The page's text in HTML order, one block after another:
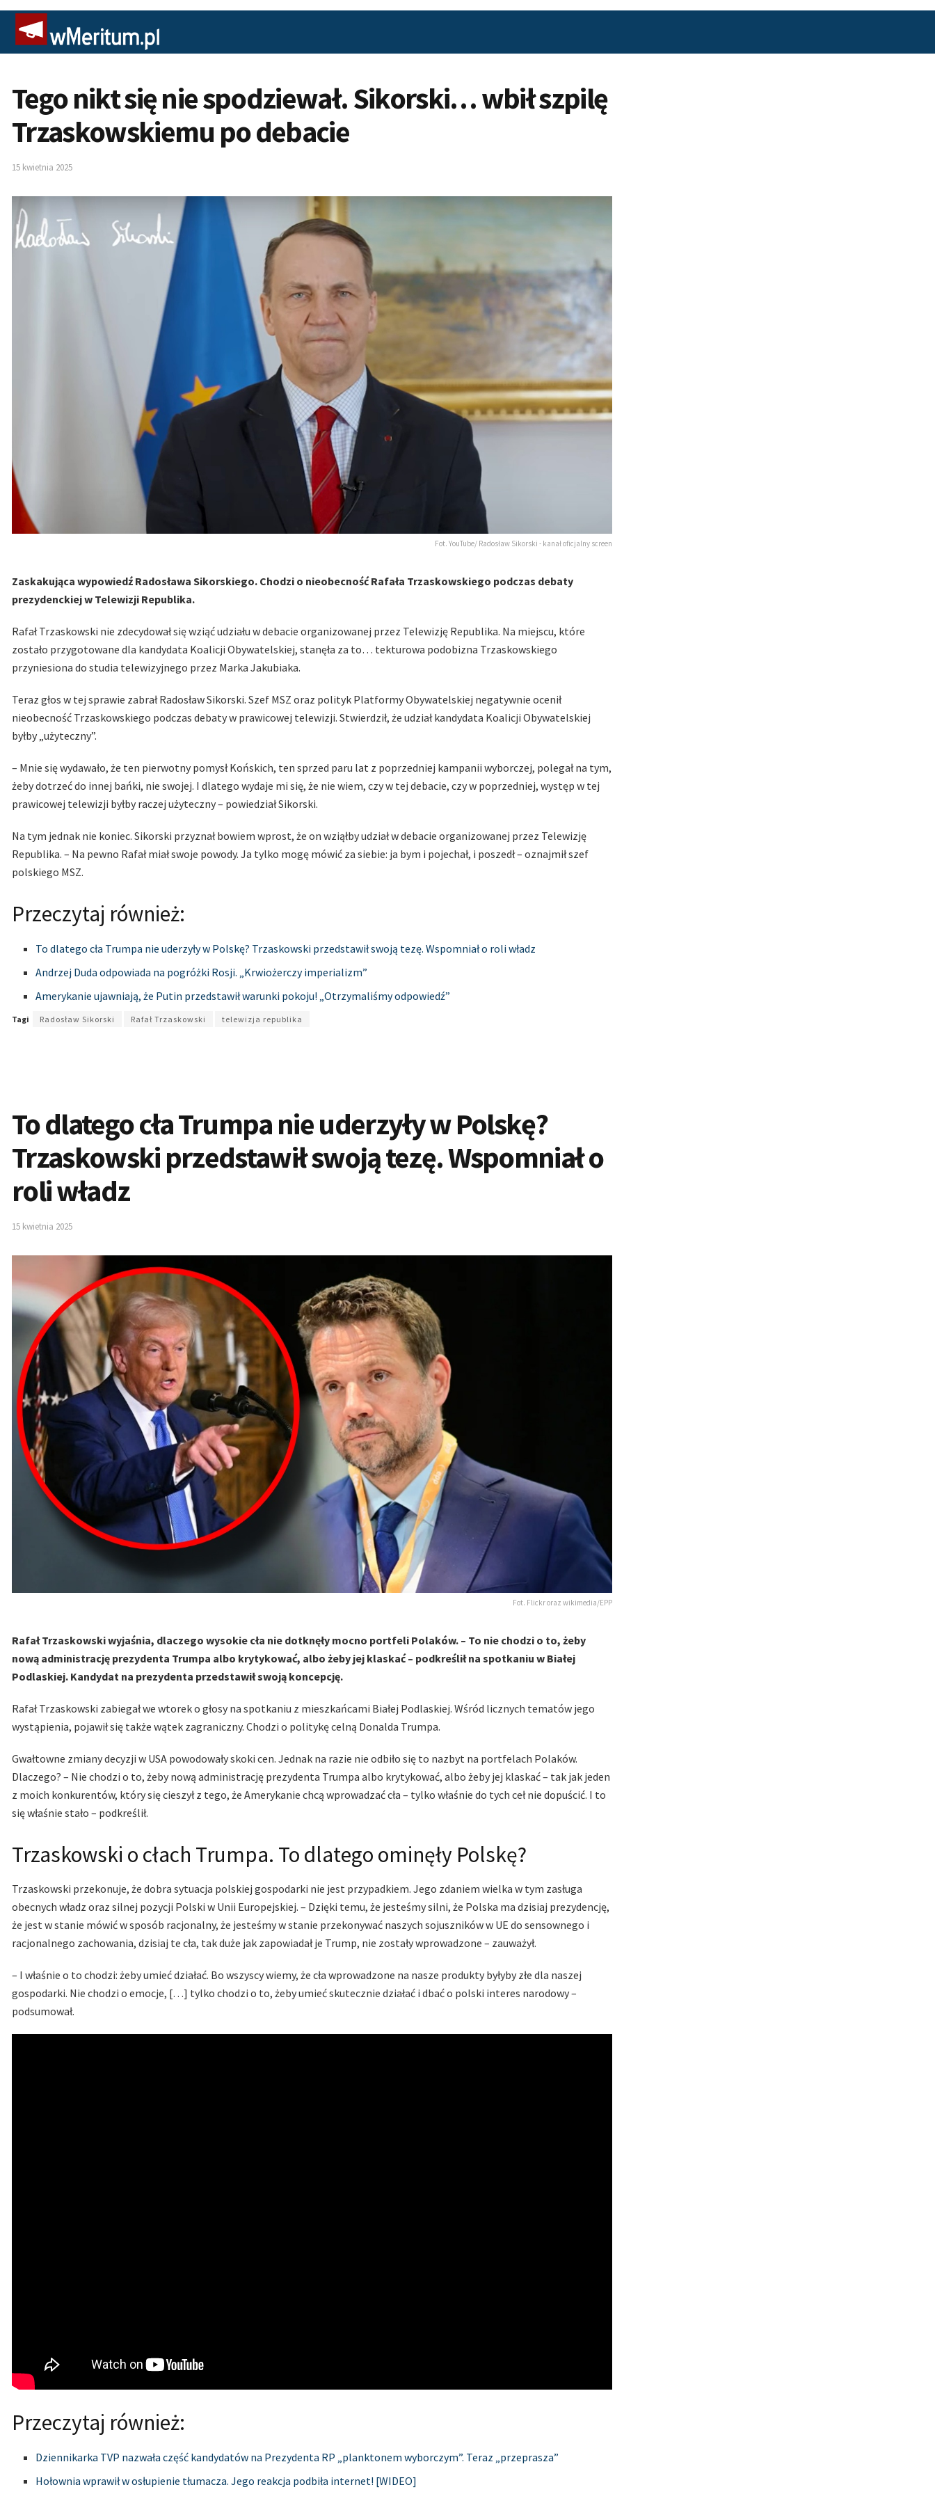
Tego nikt się nie spodziewał. Sikorski… wbił szpilę
Trzaskowskiemu po debacie
15 kwietnia 2025
Fot. YouTube/ Radosław Sikorski - kanał oficjalny screen
Zaskakująca wypowiedź Radosława Sikorskiego. Chodzi o nieobecność Rafała Trzaskowskiego podczas debaty
prezydenckiej w Telewizji Republika.
Rafał Trzaskowski nie zdecydował się wziąć udziału w debacie organizowanej przez Telewizję Republika. Na miejscu, które
zostało przygotowane dla kandydata Koalicji Obywatelskiej, stanęła za to… tekturowa podobizna Trzaskowskiego
przyniesiona do studia telewizyjnego przez Marka Jakubiaka.
Teraz głos w tej sprawie zabrał Radosław Sikorski. Szef MSZ oraz polityk Platformy Obywatelskiej negatywnie ocenił
nieobecność Trzaskowskiego podczas debaty w prawicowej telewizji. Stwierdził, że udział kandydata Koalicji Obywatelskiej
byłby „użyteczny”.
– Mnie się wydawało, że ten pierwotny pomysł Końskich, ten sprzed paru lat z poprzedniej kampanii wyborczej, polegał na tym,
żeby dotrzeć do innej bańki, nie swojej. I dlatego wydaje mi się, że nie wiem, czy w tej debacie, czy w poprzedniej, występ w tej
prawicowej telewizji byłby raczej użyteczny – powiedział Sikorski.
Na tym jednak nie koniec. Sikorski przyznał bowiem wprost, że on wziąłby udział w debacie organizowanej przez Telewizję
Republika. – Na pewno Rafał miał swoje powody. Ja tylko mogę mówić za siebie: ja bym i pojechał, i poszedł – oznajmił szef
polskiego MSZ.
Przeczytaj również:
To dlatego cła Trumpa nie uderzyły w Polskę? Trzaskowski przedstawił swoją tezę. Wspomniał o roli władz
Andrzej Duda odpowiada na pogróżki Rosji. „Krwiożerczy imperializm”
Amerykanie ujawniają, że Putin przedstawił warunki pokoju! „Otrzymaliśmy odpowiedź”
Tagi Radosław Sikorski Rafał Trzaskowski telewizja republika
To dlatego cła Trumpa nie uderzyły w Polskę?
Trzaskowski przedstawił swoją tezę. Wspomniał o
roli władz
15 kwietnia 2025
Fot. Flickr oraz wikimedia/EPP
Rafał Trzaskowski wyjaśnia, dlaczego wysokie cła nie dotknęły mocno portfeli Polaków. – To nie chodzi o to, żeby
nową administrację prezydenta Trumpa albo krytykować, albo żeby jej klaskać – podkreślił na spotkaniu w Białej
Podlaskiej. Kandydat na prezydenta przedstawił swoją koncepcję.
Rafał Trzaskowski zabiegał we wtorek o głosy na spotkaniu z mieszkańcami Białej Podlaskiej. Wśród licznych tematów jego
wystąpienia, pojawił się także wątek zagraniczny. Chodzi o politykę celną Donalda Trumpa.
Gwałtowne zmiany decyzji w USA powodowały skoki cen. Jednak na razie nie odbiło się to nazbyt na portfelach Polaków.
Dlaczego? – Nie chodzi o to, żeby nową administrację prezydenta Trumpa albo krytykować, albo żeby jej klaskać – tak jak jeden
z moich konkurentów, który się cieszył z tego, że Amerykanie chcą wprowadzać cła – tylko właśnie do tych ceł nie dopuścić. I to
się właśnie stało – podkreślił.
Trzaskowski o cłach Trumpa. To dlatego ominęły Polskę?
Trzaskowski przekonuje, że dobra sytuacja polskiej gospodarki nie jest przypadkiem. Jego zdaniem wielka w tym zasługa
obecnych władz oraz silnej pozycji Polski w Unii Europejskiej. – Dzięki temu, że jesteśmy silni, że Polska ma dzisiaj prezydencję,
że jest w stanie mówić w sposób racjonalny, że jesteśmy w stanie przekonywać naszych sojuszników w UE do sensownego i
racjonalnego zachowania, dzisiaj te cła, tak duże jak zapowiadał je Trump, nie zostały wprowadzone – zauważył.
– I właśnie o to chodzi: żeby umieć działać. Bo wszyscy wiemy, że cła wprowadzone na nasze produkty byłyby złe dla naszej
gospodarki. Nie chodzi o emocje, […] tylko chodzi o to, żeby umieć skutecznie działać i dbać o polski interes narodowy –
podsumował.
Przeczytaj również:
Dziennikarka TVP nazwała część kandydatów na Prezydenta RP „planktonem wyborczym”. Teraz „przeprasza”
Hołownia wprawił w osłupienie tłumacza. Jego reakcja podbiła internet! [WIDEO]